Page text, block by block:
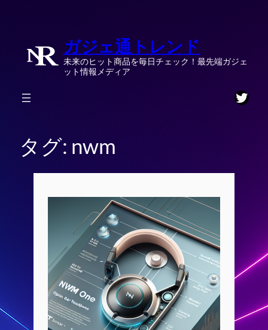
ガジェ通トレンド
未来のヒット商品を毎日チェック！最先端ガジェ
ット情報メディア
タグ: nwm